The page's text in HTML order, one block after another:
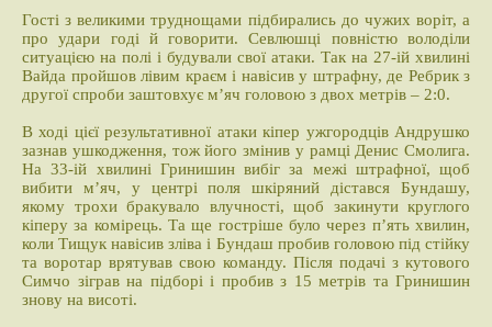
Гості з великими труднощами підбирались до чужих воріт, а
про удари годі й говорити. Севлюшці повністю володіли
ситуацією на полі і будували свої атаки. Так на 27-ій хвилині
Вайда пройшов лівим краєм і навісив у штрафну, де Ребрик з
другої спроби заштовхує м’яч головою з двох метрів – 2:0.
В ході цієї результативної атаки кіпер ужгородців Андрушко
зазнав ушкодження, тож його змінив у рамці Денис Смолига.
На 33-ій хвилині Гринишин вибіг за межі штрафної, щоб
вибити м’яч, у центрі поля шкіряний дістався Бундашу,
якому трохи бракувало влучності, щоб закинути круглого
кіперу за комірець. Та ще гостріше було через п’ять хвилин,
коли Тищук навісив зліва і Бундаш пробив головою під стійку
та воротар врятував свою команду. Після подачі з кутового
Симчо зіграв на підборі і пробив з 15 метрів та Гринишин
знову на висоті.